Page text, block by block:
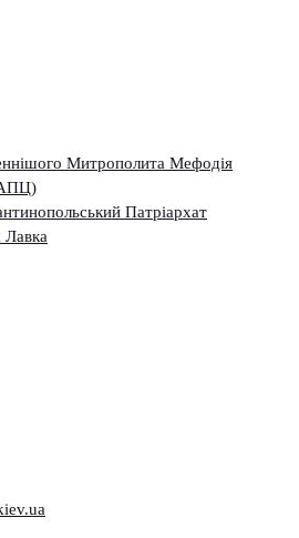
Митрополита Мефодія
Патріархат